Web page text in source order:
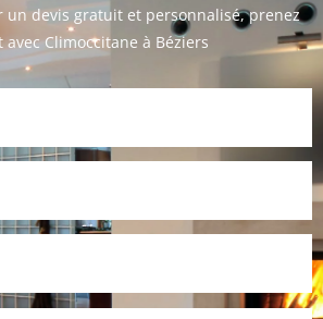
un devis gratuit et personnalisé, prenez
avec Climoccitane à Béziers